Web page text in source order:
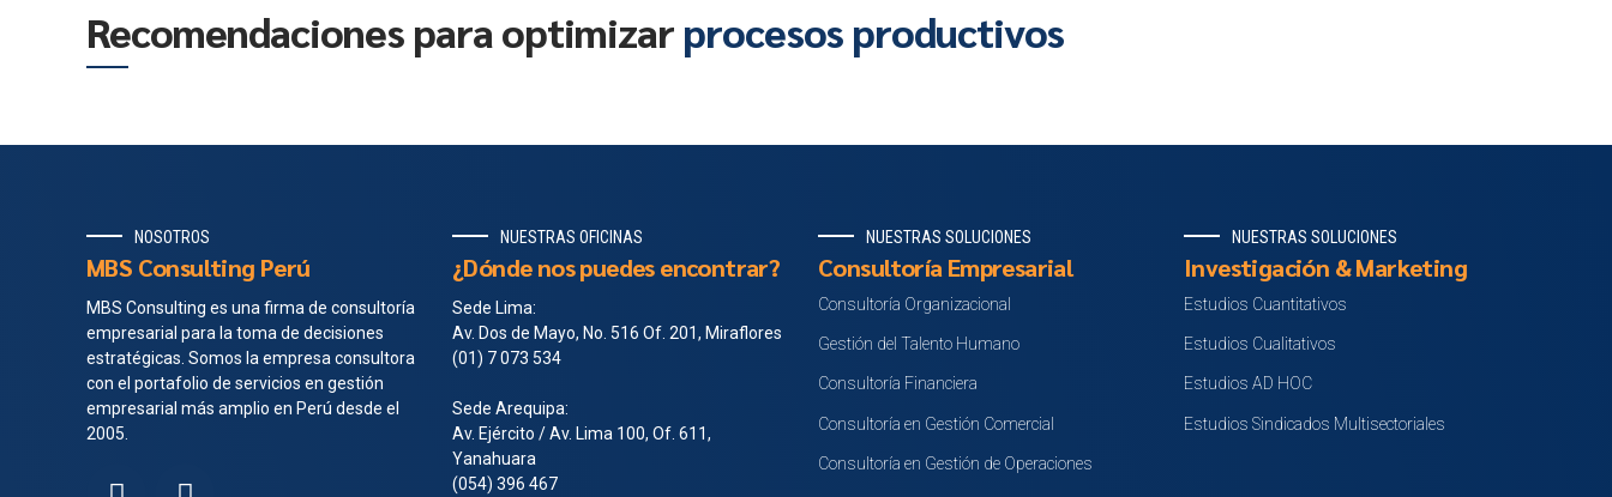
Recomendaciones para optimizar procesos productivos
NOSOTROS
MBS Consulting Perú
MBS Consulting es una firma de consultoría
empresarial para la toma de decisiones
estratégicas. Somos la empresa consultora
con el portafolio de servicios en gestión
empresarial más amplio en Perú desde el
2005.
NUESTRAS OFICINAS
¿Dónde nos puedes encontrar?
Sede Lima:
Av. Dos de Mayo, No. 516 Of. 201, Miraflores
(01) 7 073 534
Sede Arequipa:
Av. Ejército / Av. Lima 100, Of. 611,
Yanahuara
(054) 396 467
NUESTRAS SOLUCIONES
Consultoría Empresarial
Consultoría Organizacional
Gestión del Talento Humano
Consultoría Financiera
Consultoría en Gestión Comercial
Consultoría en Gestión de Operaciones
NUESTRAS SOLUCIONES
Investigación & Marketing
Estudios Cuantitativos
Estudios Cualitativos
Estudios AD HOC
Estudios Sindicados Multisectoriales